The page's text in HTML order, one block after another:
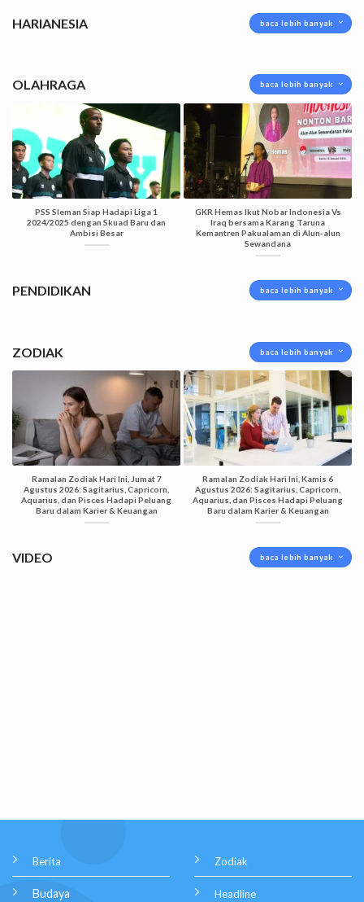
HARIANESIA baca lebih banyak
OLAHRAGA baca lebih banyak
PSS Sleman Siap Hadapi Liga 1
2024/2025 dengan Skuad Baru dan
Ambisi Besar
GKR Hemas Ikut Nobar Indonesia Vs
Iraq bersama Karang Taruna
Kemantren Pakualaman di Alun-alun
Sewandana
PENDIDIKAN baca lebih banyak
ZODIAK baca lebih banyak
Ramalan Zodiak Hari Ini, Jumat 7
Agustus 2026: Sagitarius, Capricorn,
Aquarius, dan Pisces Hadapi Peluang
Baru dalam Karier & Keuangan
Ramalan Zodiak Hari Ini, Kamis 6
Agustus 2026: Sagitarius, Capricorn,
Aquarius, dan Pisces Hadapi Peluang
Baru dalam Karier & Keuangan
VIDEO baca lebih banyak
Berita
Budaya
Zodiak
Headline